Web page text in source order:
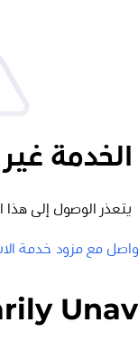
الخدمة
يتعذر الوصول إلى هذا
مع مزود خدمة